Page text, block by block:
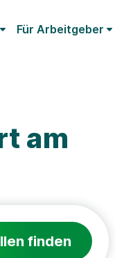
Für Arbeitgeber
am
finden